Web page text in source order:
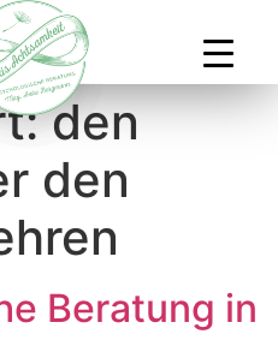
den
den
Beratung in